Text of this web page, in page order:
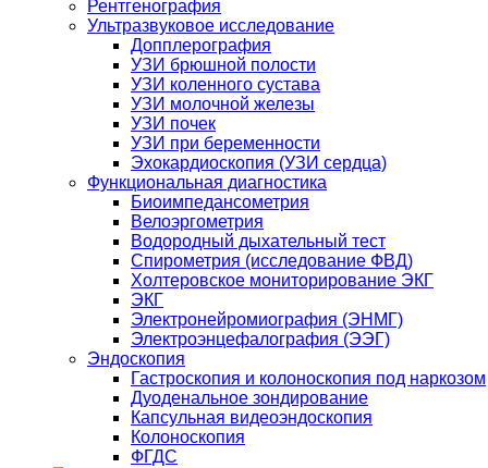
Рентгенография
Ультразвуковое исследование
Допплерография
УЗИ брюшной полости
УЗИ коленного сустава
УЗИ молочной железы
УЗИ почек
УЗИ при беременности
Эхокардиоскопия (УЗИ сердца)
Функциональная диагностика
Биоимпедансометрия
Велоэргометрия
Водородный дыхательный тест
Спирометрия (исследование ФВД)
Холтеровское мониторирование ЭКГ
ЭКГ
Электронейромиография (ЭНМГ)
Электроэнцефалография (ЭЭГ)
Эндоскопия
Гастроскопия и колоноскопия под наркозом
Дуоденальное зондирование
Капсульная видеоэндоскопия
Колоноскопия
ФГДС